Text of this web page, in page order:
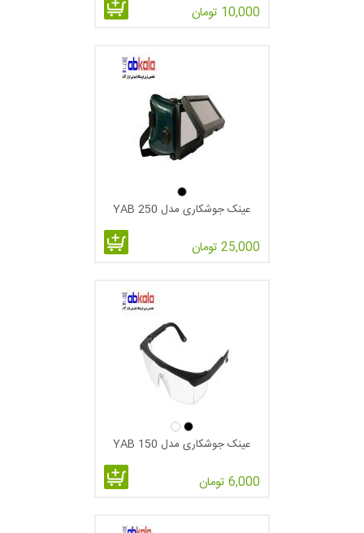
10,000 تومان
عینک جوشکاری مدل YAB 250
25,000 تومان
عینک جوشکاری مدل YAB 150
6,000 تومان